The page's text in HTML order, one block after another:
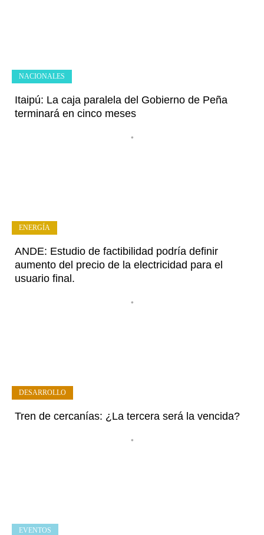
Itaipú: La caja paralela del Gobierno de Peña
terminará en cinco meses
•
NACIONALES
ANDE: Estudio de factibilidad podría definir
aumento del precio de la electricidad para el
usuario final.
•
ENERGÍA
Tren de cercanías: ¿La tercera será la vencida?
•
DESARROLLO
EVENTOS